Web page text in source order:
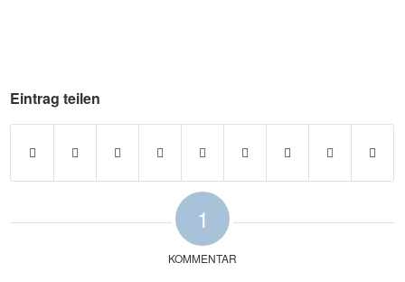
Eintrag teilen
1
KOMMENTAR